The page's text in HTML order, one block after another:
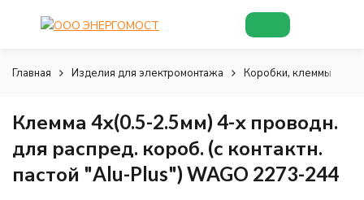
Главная Изделия для электромонтажа Коробки, клеммы и
Клемма 4х(0.5-2.5мм) 4-х проводн.
для распред. короб. (с контактн.
пастой "Alu-Plus") WAGO 2273-244